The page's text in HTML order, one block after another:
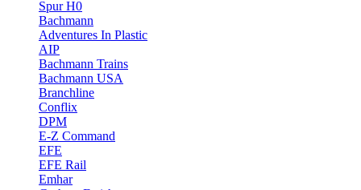
Spur H0
Bachmann
Adventures In Plastic
AIP
Bachmann Trains
Bachmann USA
Branchline
Conflix
DPM
E-Z Command
EFE
EFE Rail
Emhar